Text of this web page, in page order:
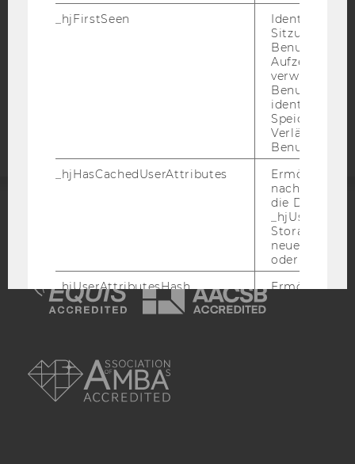
DATENSCHUTZERKLÄRUNG
STUDIENBEWERBER*INNEN UND STUDIERENDE
Barrierefreiheitserklärung
_hjFirstSeen
Identifiziert
Sitzung eines
Benutzers.
verwendet,
identifizieren.
Verlängert
_hjHasCachedUserAttributes
Ermöglicht
die Daten in
Storage auf
neuesten
oder nicht.
_hjUserAttributesHash
Ermöglicht
_hjBenutzerAttribute